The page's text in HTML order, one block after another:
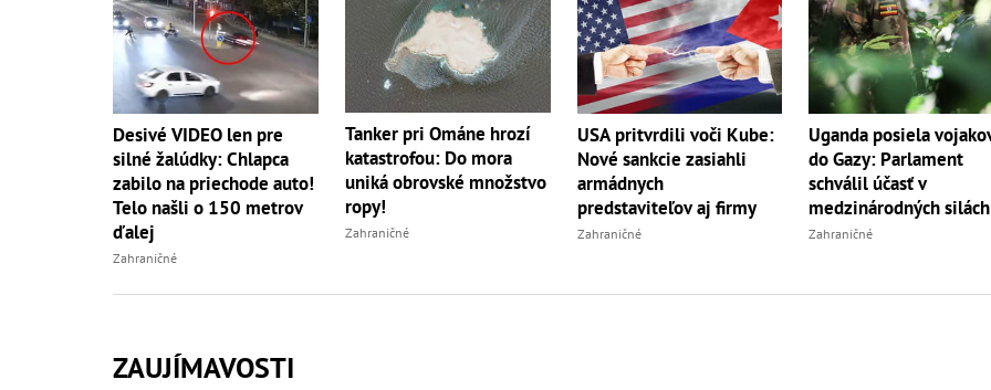
Desivé VIDEO len pre
silné žalúdky: Chlapca
zabilo na priechode auto!
Telo našli o 150 metrov
ďalej
Zahraničné
Tanker pri Ománe hrozí
katastrofou: Do mora
uniká obrovské množstvo
ropy!
Zahraničné
USA pritvrdili voči Kube:
Nové sankcie zasiahli
armádnych
predstaviteľov aj firmy
Zahraničné
Uganda posiela
do Gazy: Parlament
schválil účasť v
medzinárodných silách
Zahraničné
ZAUJÍMAVOSTI